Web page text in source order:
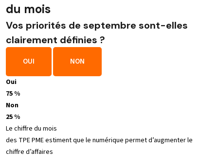
du mois
Vos priorités de septembre sont-elles
clairement définies ?
OUI NON
Oui
75 %
Non
25 %
Le chiffre du mois
des TPE PME estiment que le numérique permet d’augmenter le
chiffre d’affaires